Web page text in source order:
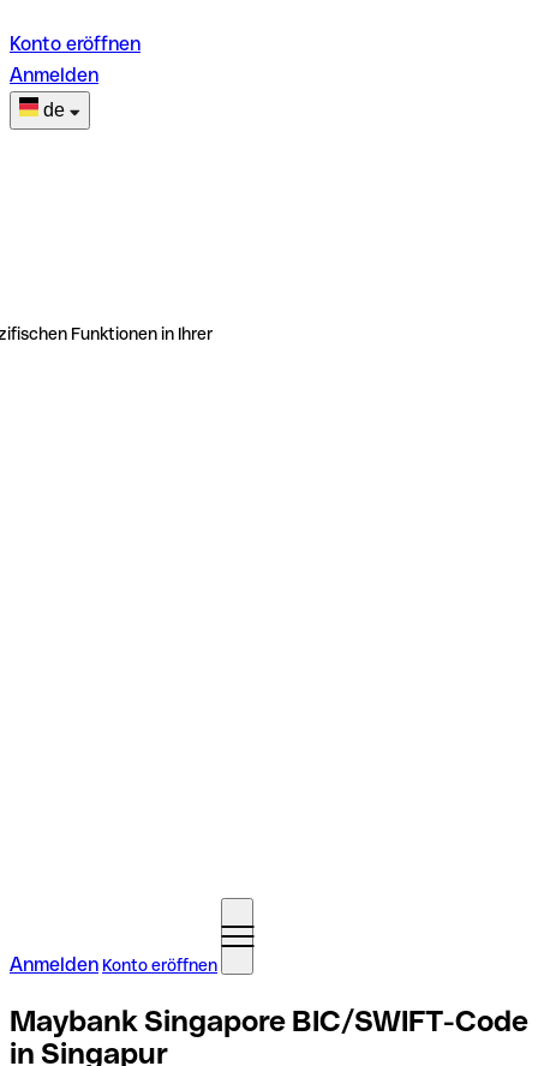
Konto eröffnen
Anmelden
de
Funktionen in Ihrer
Anmelden Konto eröffnen
Maybank Singapore BIC/SWIFT-Code
in Singapur